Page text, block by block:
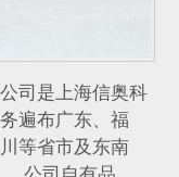
司是上海信奥科
遍布广东、福
等省市及东南